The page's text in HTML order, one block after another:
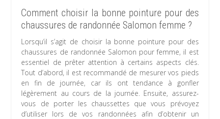
Comment choisir la bonne pointure pour des
chaussures de randonnée Salomon femme ?
Lorsqu’il s’agit de choisir la bonne pointure pour des
chaussures de randonnée Salomon pour femme, il est
essentiel de prêter attention à certains aspects clés.
Tout d’abord, il est recommandé de mesurer vos pieds
en fin de journée, car ils ont tendance à gonfler
légèrement au cours de la journée. Ensuite, assurez-
vous de porter les chaussettes que vous prévoyez
d’utiliser lors de vos randonnées afin d’obtenir un